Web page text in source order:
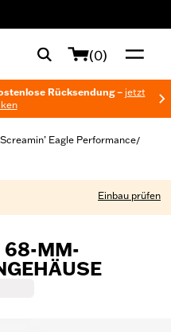
(0)
Rücksendung – jetzt
Screamin’ Eagle Performance/
Einbau prüfen
68-MM-